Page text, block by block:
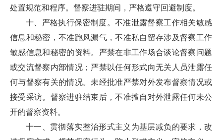
处置规范和程序。督察进驻期间，严格遵守回避制度。
十、严格执行保密制度。不准泄露督察工作相关敏感
信息和秘密，不准跑风漏气，不准私自留存涉及督察工作
敏感信息和秘密的资料。严禁在非工作场合谈论督察问题
或交流督察内部情况；严禁以任何形式向无关人员泄露任
何与督察有关的情况。未经批准严禁对外发布督察情况或
接受采访。督察进驻结束后，不准擅自对外泄露任何未公
开的督察资料。
十一、贯彻落实整治形式主义为基层减负的要求，改